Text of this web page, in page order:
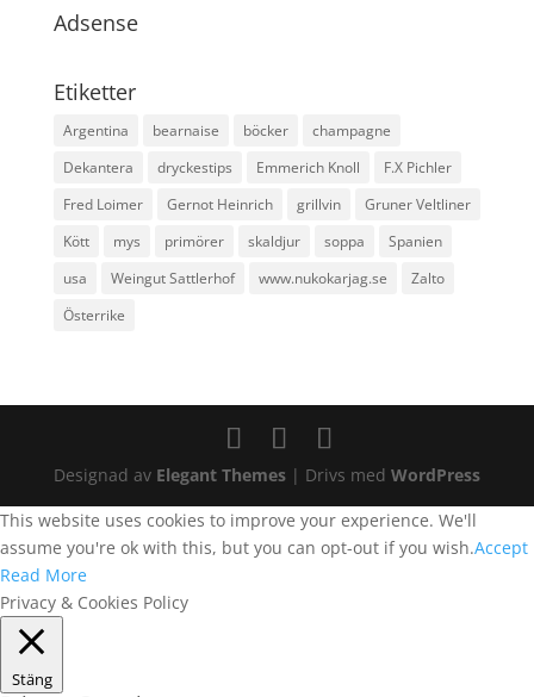
Adsense
Etiketter
Argentina bearnaise böcker
champagne
Dekantera
dryckestips Emmerich Knoll
F.X Pichler
Fred Loimer
Gernot Heinrich grillvin
Gruner Veltliner
Kött
mys primörer skaldjur soppa
Spanien
usa
Weingut Sattlerhof www.nukokarjag.se
Zalto
Österrike
Designad av Elegant Themes| Drivs med WordPress
This website uses cookies to improve your experience. We'll
assume you're ok with this, but you can opt-out if you wish.Accept
Read More
Privacy & Cookies Policy
Stäng